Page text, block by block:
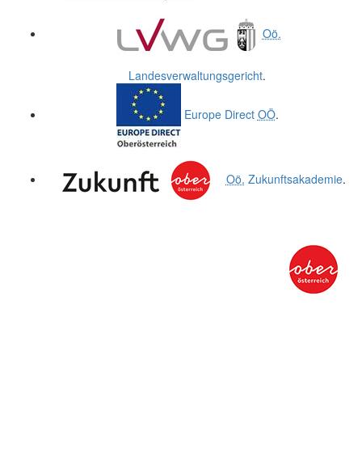
Oö.
Landesverwaltungsgericht.
Europe Direct OÖ.
Oö. Zukunftsakademie.